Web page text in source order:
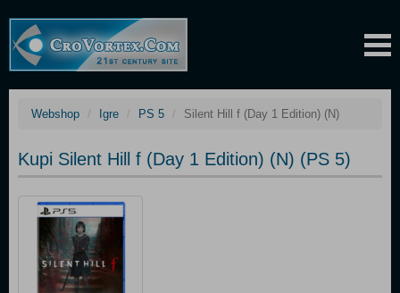
Webshop Igre PS 5 Silent Hill f (Day 1 Edition) (N)
Kupi Silent Hill f (Day 1 Edition) (N) (PS 5)